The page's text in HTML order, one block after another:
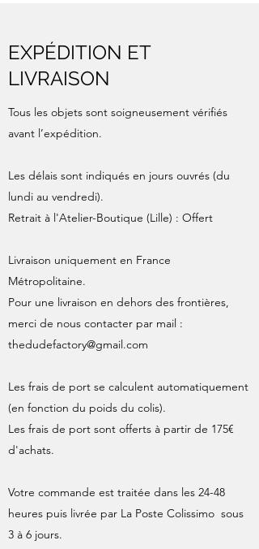
EXPÉDITION ET
LIVRAISON
Tous les objets sont soigneusement vérifiés
avant l’expédition.
Les délais sont indiqués en jours ouvrés (du
lundi au vendredi).
Retrait à l'Atelier-Boutique (Lille) : Offert
Livraison uniquement en France
Métropolitaine.
Pour une livraison en dehors des frontières,
merci de nous contacter par mail :
thedudefactory@gmail.com
Les frais de port se calculent automatiquement
(en fonction du poids du colis).
Les frais de port sont offerts à partir de 175€
d'achats.
Votre commande est traitée dans les 24-48
heures puis livrée par La Poste Colissimo sous
3 à 6 jours.